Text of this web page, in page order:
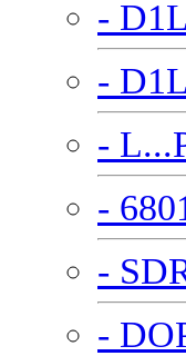
-
-
-
-
-
-